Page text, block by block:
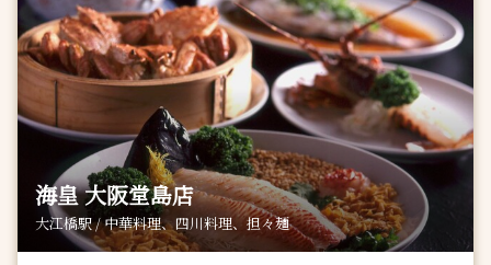
海皇 大阪堂島店
大江橋駅 / 中華料理、四川料理、担々麺